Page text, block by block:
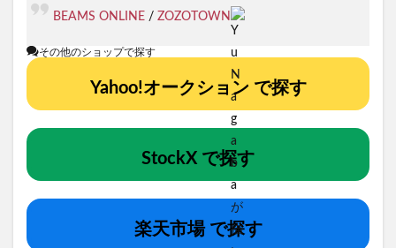
BEAMS ONLINE / ZOZOTOWN
その他のショップで探す
Yahoo!オークション で探す
StockX で探す
楽天市場 で探す